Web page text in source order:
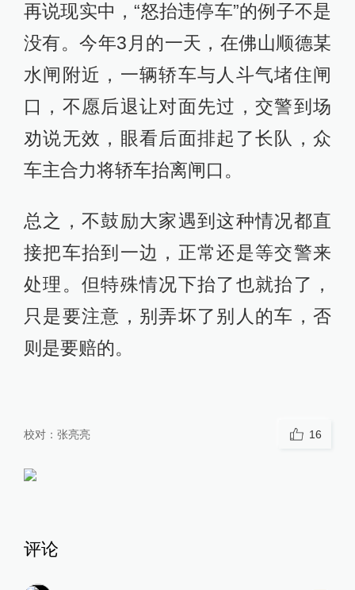
再说现实中，“怒抬违停车”的例子不是
没有。今年3月的一天，在佛山顺德某
水闸附近，一辆轿车与人斗气堵住闸
口，不愿后退让对面先过，交警到场
劝说无效，眼看后面排起了长队，众
车主合力将轿车抬离闸口。
总之，不鼓励大家遇到这种情况都直
接把车抬到一边，正常还是等交警来
处理。但特殊情况下抬了也就抬了，
只是要注意，别弄坏了别人的车，否
则是要赔的。
校对： 张亮亮 16
评论